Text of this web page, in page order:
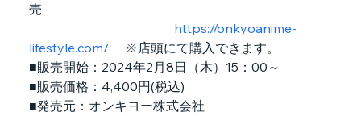
売
https://onkyoanime-
lifestyle.com/ ※店頭にて購入できます。
■販売開始：2024年2月8日（木）15：00～
■販売価格：4,400円(税込)
■発売元：オンキヨー株式会社